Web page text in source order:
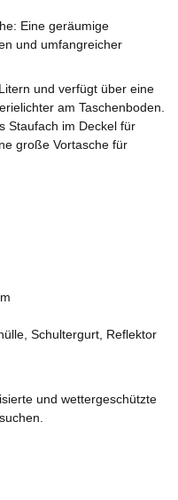
Eine geräumige
und umfangreicher
und verfügt über eine
am Taschenboden.
Staufach im Deckel für
große Vortasche für
Schultergurt, Reflektor
und wettergeschützte